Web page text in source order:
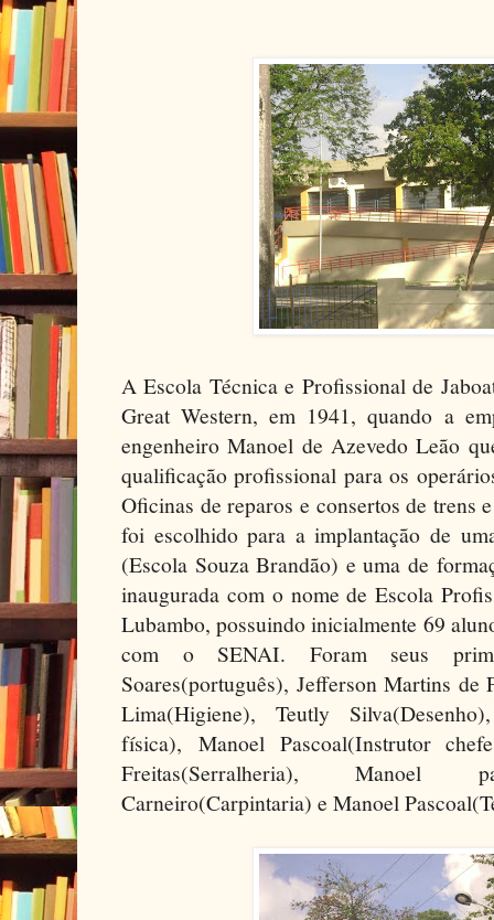
A Escola Técnica e Profissional de
Great Western, em 1941, quando a
engenheiro Manoel de Azevedo Leão
qualificação profissional para os
Oficinas de reparos e consertos de trens
foi escolhido para a implantação de
(Escola Souza Brandão) e uma de
inaugurada com o nome de Escola
Lubambo, possuindo inicialmente 69
com o SENAI. Foram seus
Soares(português), Jefferson Martins de
Lima(Higiene), Teutly
física), Manoel Pascoal(Instrutor
Freitas(Serralheria), Manoel
Carneiro(Carpintaria) e Manoel